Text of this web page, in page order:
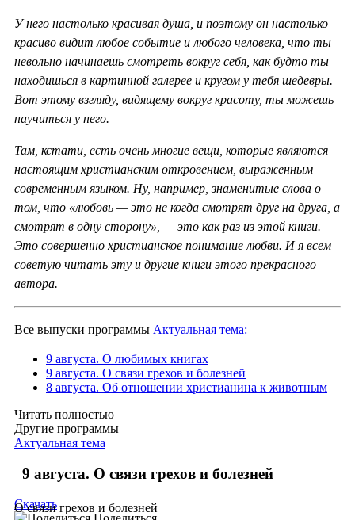
У него настолько красивая душа, и поэтому он настолько
красиво видит любое событие и любого человека, что ты
невольно начинаешь смотреть вокруг себя, как будто ты
находишься в картинной галерее и кругом у тебя шедевры.
Вот этому взгляду, видящему вокруг красоту, ты можешь
научиться у него.
Там, кстати, есть очень многие вещи, которые являются
настоящим христианским откровением, выраженным
современным языком. Ну, например, знаменитые слова о
том, что «любовь — это не когда смотрят друг на друга, а
смотрят в одну сторону», — это как раз из этой книги.
Это совершенно христианское понимание любви. И я всем
советую читать эту и другие книги этого прекрасного
автора.
Все выпуски программы Актуальная тема:
9 августа. О любимых книгах
9 августа. О связи грехов и болезней
8 августа. Об отношении христианина к животным
Читать полностью
Другие программы
Актуальная тема
9 августа. О связи грехов и болезней
О связи грехов и болезней
Скачать